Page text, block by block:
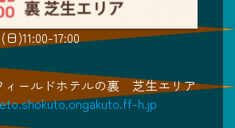
)11:00-17:00
ィールドホテルの裏 芝生エリア
h.jp